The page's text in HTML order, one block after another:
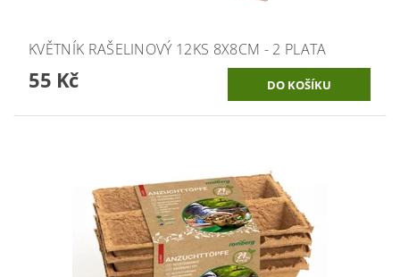
KVĚTNÍK RAŠELINOVÝ 12KS 8X8CM - 2 PLATA
55 Kč